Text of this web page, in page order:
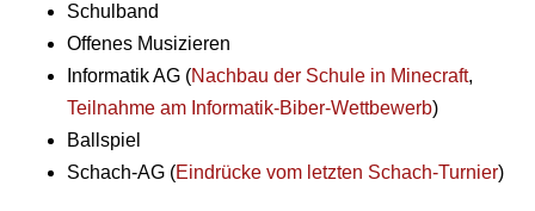
Schulband
Offenes Musizieren
Informatik AG (Nachbau der Schule in Minecraft,
Teilnahme am Informatik-Biber-Wettbewerb)
Ballspiel
Schach-AG (Eindrücke vom letzten Schach-Turnier)